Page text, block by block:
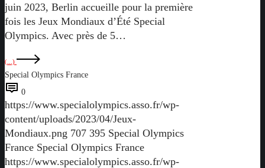
juin 2023, Berlin accueille pour la première
fois les Jeux Mondiaux d’Été Special
Olympics. Avec près de 5…
(...)
Special Olympics France
0
https://www.specialolympics.asso.fr/wp-
content/uploads/2023/04/Jeux-
Mondiaux.png 707 395 Special Olympics
France Special Olympics France
https://www.specialolympics.asso.fr/wp-